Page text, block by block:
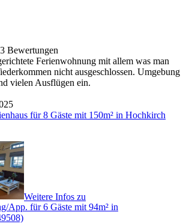
3 Bewertungen
Ferienwohnung mit allem was man
nicht ausgeschlossen. Umgebung
vielen Ausflügen ein.
für 8 Gäste mit 150m² in Hochkirch
Weitere Infos zu
App. für 6 Gäste mit 94m² in